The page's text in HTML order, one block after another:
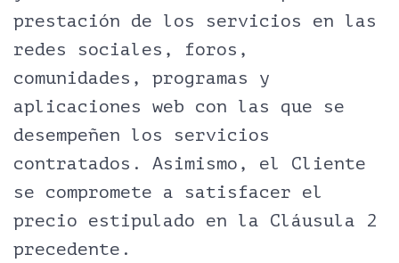
prestación de los servicios en las
redes sociales, foros,
comunidades, programas y
aplicaciones web con las que se
desempeñen los servicios
contratados. Asimismo, el Cliente
se compromete a satisfacer el
precio estipulado en la Cláusula 2
precedente.